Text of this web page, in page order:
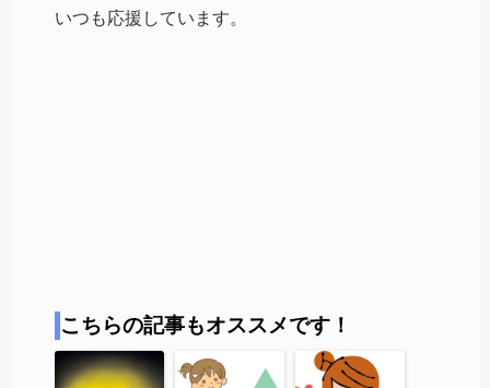
いつも応援しています。
こちらの記事もオススメです！